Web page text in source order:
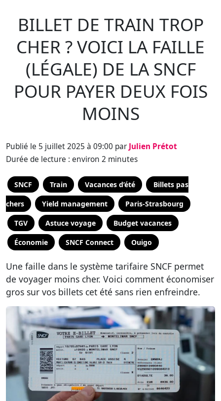
BILLET DE TRAIN TROP
CHER ? VOICI LA FAILLE
(LÉGALE) DE LA SNCF
POUR PAYER DEUX FOIS
MOINS
Publié le 5 juillet 2025 à 09:00 par Julien Prétot
Durée de lecture : environ 2 minutes
SNCF Train Vacances d’été Billets pas
chers Yield management Paris-Strasbourg
TGV Astuce voyage Budget vacances
Économie SNCF Connect Ouigo
Une faille dans le système tarifaire SNCF permet
de voyager moins cher. Voici comment économiser
gros sur vos billets cet été sans rien enfreindre.